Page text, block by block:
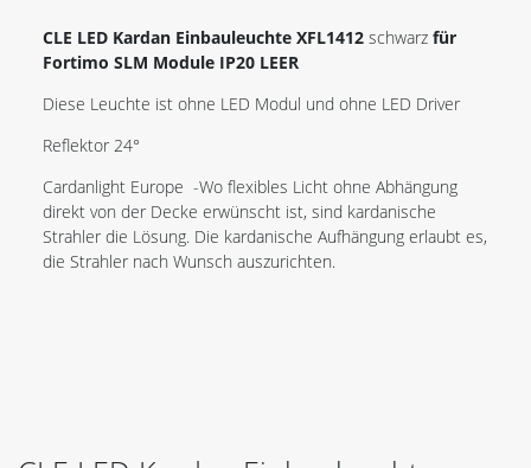
CLE LED Kardan Einbauleuchte XFL1412 schwarz für
Fortimo SLM Module IP20 LEER
Diese Leuchte ist ohne LED Modul und ohne LED Driver
Reflektor 24°
Cardanlight Europe -Wo flexibles Licht ohne Abhängung
direkt von der Decke erwünscht ist, sind kardanische
Strahler die Lösung. Die kardanische Aufhängung erlaubt es,
die Strahler nach Wunsch auszurichten.